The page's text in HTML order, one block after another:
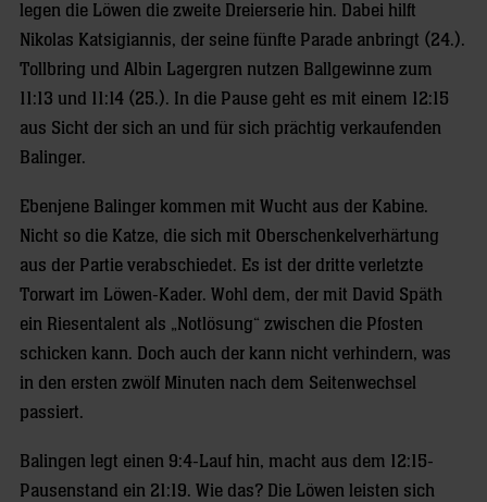
legen die Löwen die zweite Dreierserie hin. Dabei hilft
Nikolas Katsigiannis, der seine fünfte Parade anbringt (24.).
Tollbring und Albin Lagergren nutzen Ballgewinne zum
11:13 und 11:14 (25.). In die Pause geht es mit einem 12:15
aus Sicht der sich an und für sich prächtig verkaufenden
Balinger.
Ebenjene Balinger kommen mit Wucht aus der Kabine.
Nicht so die Katze, die sich mit Oberschenkelverhärtung
aus der Partie verabschiedet. Es ist der dritte verletzte
Torwart im Löwen-Kader. Wohl dem, der mit David Späth
ein Riesentalent als „Notlösung“ zwischen die Pfosten
schicken kann. Doch auch der kann nicht verhindern, was
in den ersten zwölf Minuten nach dem Seitenwechsel
passiert.
Balingen legt einen 9:4-Lauf hin, macht aus dem 12:15-
Pausenstand ein 21:19. Wie das? Die Löwen leisten sich